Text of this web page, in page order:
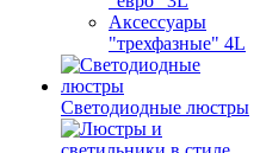
Аксессуары
"трехфазные" 4L
Светодиодные люстры